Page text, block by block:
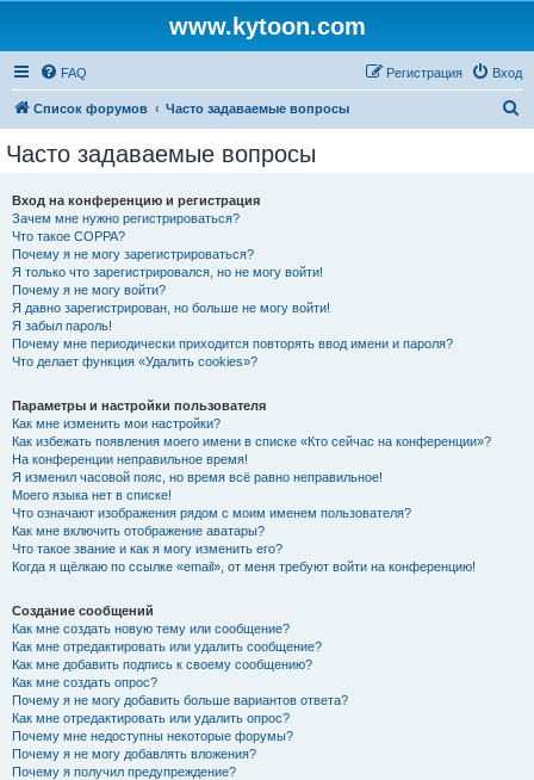
www.kytoon.com
FAQ Вход
Регистрация
Список форумов Часто задаваемые вопросы
Часто задаваемые вопросы
Вход на конференцию и регистрация
Зачем мне нужно регистрироваться?
Что такое COPPA?
Почему я не могу зарегистрироваться?
Я только что зарегистрировался, но не могу войти!
Почему я не могу войти?
Я давно зарегистрирован, но больше не могу войти!
Я забыл пароль!
Почему мне периодически приходится повторять ввод имени и пароля?
Что делает функция «Удалить cookies»?
Параметры и настройки пользователя
Как мне изменить мои настройки?
Как избежать появления моего имени в списке «Кто сейчас на конференции»?
На конференции неправильное время!
Я изменил часовой пояс, но время всё равно неправильное!
Моего языка нет в списке!
Что означают изображения рядом с моим именем пользователя?
Как мне включить отображение аватары?
Что такое звание и как я могу изменить его?
Когда я щёлкаю по ссылке «email», от меня требуют войти на конференцию!
Создание сообщений
Как мне создать новую тему или сообщение?
Как мне отредактировать или удалить сообщение?
Как мне добавить подпись к своему сообщению?
Как мне создать опрос?
Почему я не могу добавить больше вариантов ответа?
Как мне отредактировать или удалить опрос?
Почему мне недоступны некоторые форумы?
Почему я не могу добавлять вложения?
Почему я получил предупреждение?